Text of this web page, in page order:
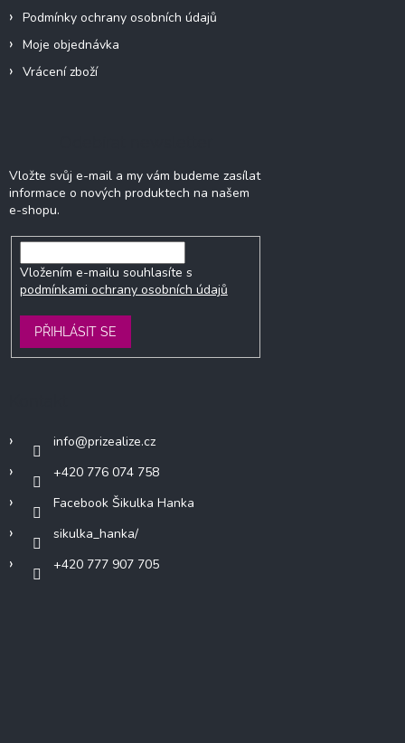
Podmínky ochrany osobních údajů
Moje objednávka
Vrácení zboží
Vložte svůj e-mail a my vám budeme zasílat
informace o nových produktech na našem
e-shopu.
Vložením e-mailu souhlasíte s
podmínkami ochrany osobních údajů
PŘIHLÁSIT SE
info@prizealize.cz
+420 776 074 758
Facebook Šikulka Hanka
sikulka_hanka/
+420 777 907 705